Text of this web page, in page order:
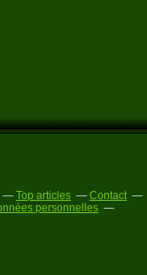
Top articles
Contact
personnelles